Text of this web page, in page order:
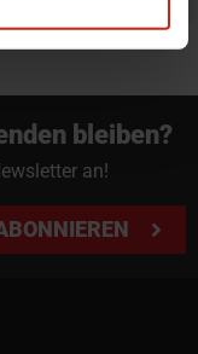
bleiben?
an!